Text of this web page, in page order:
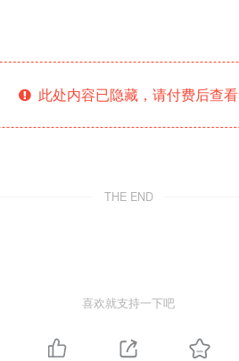
此处内容已隐藏，请付费后查看
THE END
喜欢就支持一下吧